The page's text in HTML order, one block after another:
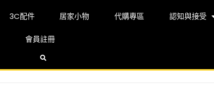
3C配件 居家小物 代購專區 認知與接受
會員註冊